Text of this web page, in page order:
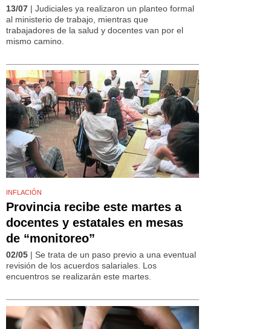
13/07 | Judiciales ya realizaron un planteo formal
al ministerio de trabajo, mientras que
trabajadores de la salud y docentes van por el
mismo camino.
INFLACIÓN
Provincia recibe este martes a
docentes y estatales en mesas
de “monitoreo”
02/05 | Se trata de un paso previo a una eventual
revisión de los acuerdos salariales. Los
encuentros se realizarán este martes.